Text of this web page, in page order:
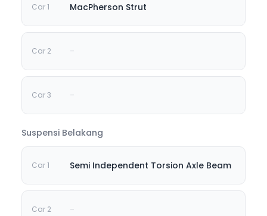
MacPherson Strut
-
-
Suspensi Belakang
Semi Independent Torsion Axle Beam
-